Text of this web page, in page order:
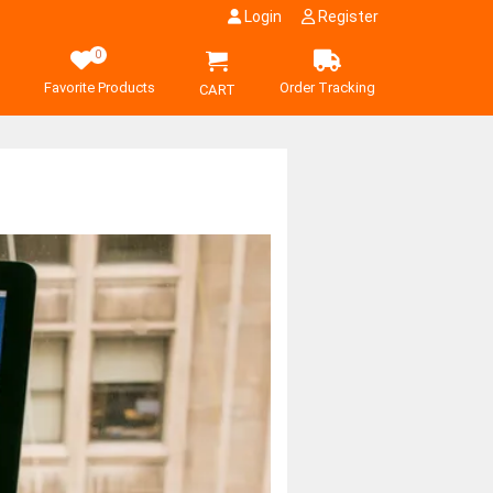
Login Register
0
Favorite Products CART Order Tracking